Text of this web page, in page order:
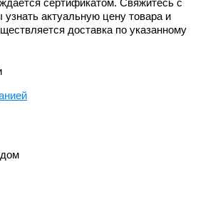
сертификатом. Свяжитесь с
актуальную цену товара и
доставка по указанному